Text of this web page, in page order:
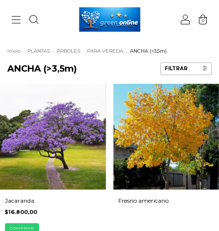
0
Inicio . PLANTAS . ÁRBOLES . PARA VEREDA . ANCHA (>3,5m)
ANCHA (>3,5m) FILTRAR
Jacaranda
$16.800,00
COMPRAR
Fresno americano